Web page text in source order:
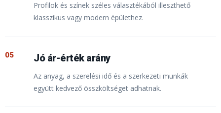
Profilok és színek széles választékából illeszthető
klasszikus vagy modern épülethez.
05 Jó ár-érték arány
Az anyag, a szerelési idő és a szerkezeti munkák
együtt kedvező összköltséget adhatnak.